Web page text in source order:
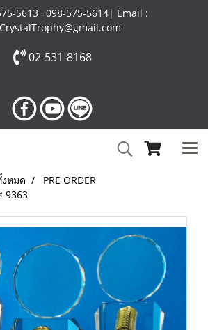
5613 , 098-575-5614| Email :
02-531-8168
หมด
PRE ORDER
9363